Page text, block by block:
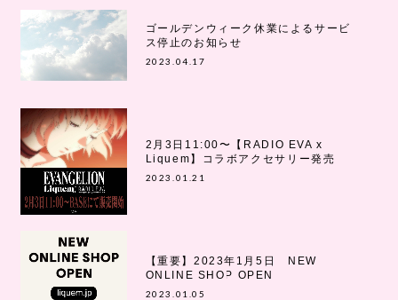
ゴールデンウィーク休業によるサービ
ス停止のお知らせ
2023.04.17
2月3日11:00〜【RADIO EVA x
Liquem】コラボアクセサリー発売
2023.01.21
【重要】2023年1月5日 NEW
ONLINE SHOP OPEN
2023.01.05